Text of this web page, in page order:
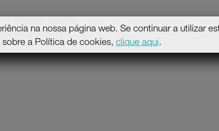
líquidos quando
pode surgir:
na nossa página web. Se continuar a utilizar
a Política de cookies, clique aqui